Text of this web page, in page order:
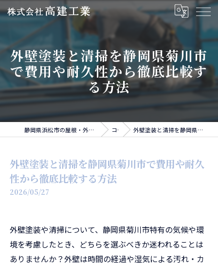
外壁塗装と清掃を静岡県菊川市
で費用や耐久性から徹底比較す
る方法
静岡県浜松市の屋根・外壁・雨樋・板金工事なら株式会社高建工業 コラム 外壁塗装と清掃を静岡県菊川市で費用や耐久性から徹底比較する方法
外壁塗装と清掃を静岡県菊川市で費用や耐久
性から徹底比較する方法
2026/05/27
外壁塗装や清掃について、静岡県菊川市特有の気候や環
境を考慮したとき、どちらを選ぶべきか迷われることは
ありませんか？外壁は時間の経過や湿気による汚れ・カ